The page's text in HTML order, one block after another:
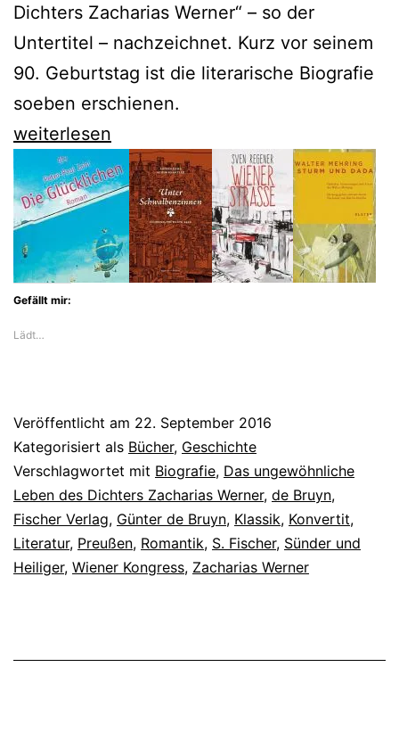
Dichters Zacharias Werner“ – so der
Untertitel – nachzeichnet. Kurz vor seinem
90. Geburtstag ist die literarische Biografie
soeben erschienen.
Günter
Bruyn
auf
den
Spuren
erstaunlichen
Werner
weiterlesen
Gefällt mir:
Lädt…
Veröffentlicht am 22. September 2016
Kategorisiert als Bücher, Geschichte
Verschlagwortet mit Biografie, Das ungewöhnliche
Leben des Dichters Zacharias Werner, de Bruyn,
Fischer Verlag, Günter de Bruyn, Klassik, Konvertit,
Literatur, Preußen, Romantik, S. Fischer, Sünder und
Heiliger, Wiener Kongress, Zacharias Werner